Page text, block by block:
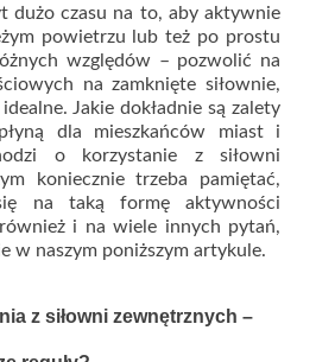
dużo czasu na to, aby aktywnie
powietrzu lub też po prostu
względów – pozwolić na
na zamknięte siłownie,
Jakie dokładnie są zalety
dla mieszkańców miast i
o korzystanie z siłowni
koniecznie trzeba pamiętać,
na taką formę aktywności
i na wiele innych pytań,
w naszym poniższym artykule.
z siłowni zewnętrznych –